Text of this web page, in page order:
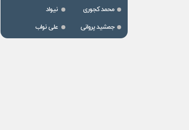
محمد کجوری
نیواد
جمشید پروانی
علی نواب